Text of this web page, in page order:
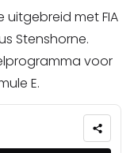
uitgebreid met FIA
Stenshorne.
voor
E.